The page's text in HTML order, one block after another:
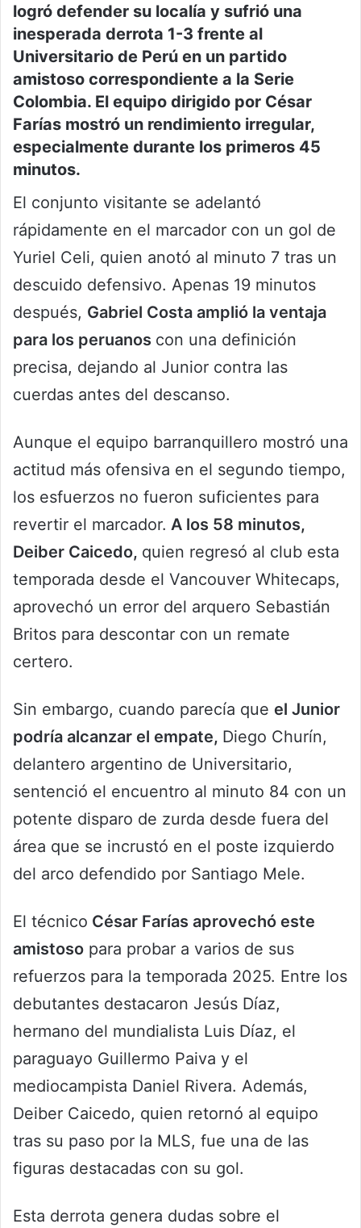
logró defender su localía y sufrió una
inesperada derrota 1-3 frente al
Universitario de Perú en un partido
amistoso correspondiente a la Serie
Colombia. El equipo dirigido por César
Farías mostró un rendimiento irregular,
especialmente durante los primeros 45
minutos.
El conjunto visitante se adelantó
rápidamente en el marcador con un gol de
Yuriel Celi, quien anotó al minuto 7 tras un
descuido defensivo. Apenas 19 minutos
después, Gabriel Costa amplió la ventaja
para los peruanos con una definición
precisa, dejando al Junior contra las
cuerdas antes del descanso.
Aunque el equipo barranquillero mostró una
actitud más ofensiva en el segundo tiempo,
los esfuerzos no fueron suficientes para
revertir el marcador. A los 58 minutos,
Deiber Caicedo, quien regresó al club esta
temporada desde el Vancouver Whitecaps,
aprovechó un error del arquero Sebastián
Britos para descontar con un remate
certero.
Sin embargo, cuando parecía que el Junior
podría alcanzar el empate, Diego Churín,
delantero argentino de Universitario,
sentenció el encuentro al minuto 84 con un
potente disparo de zurda desde fuera del
área que se incrustó en el poste izquierdo
del arco defendido por Santiago Mele.
El técnico César Farías aprovechó este
amistoso para probar a varios de sus
refuerzos para la temporada 2025. Entre los
debutantes destacaron Jesús Díaz,
hermano del mundialista Luis Díaz, el
paraguayo Guillermo Paiva y el
mediocampista Daniel Rivera. Además,
Deiber Caicedo, quien retornó al equipo
tras su paso por la MLS, fue una de las
figuras destacadas con su gol.
Esta derrota genera dudas sobre el